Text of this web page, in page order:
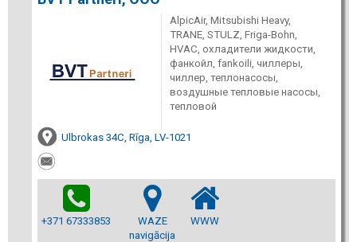
AlpicAir, Mitsubishi Heavy,
TRANE, STULZ, Friga-Bohn,
HVAC, охладители жидкости,
фанкойл, fankoili, чиллеры,
чиллер, теплонасосы,
воздушные тепловые насосы,
тепловой
Ulbrokas 34C, Rīga, LV-1021
+371 67333853
WAZE
navigācija
WWW